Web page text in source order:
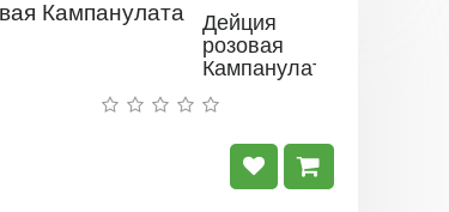
Дейция
розовая
Кампанулата